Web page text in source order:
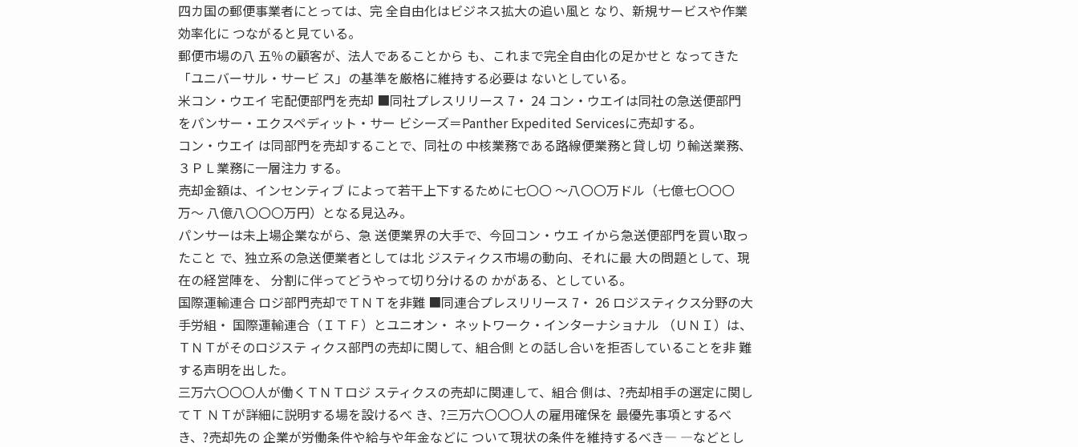
四カ国の郵便事業者にとっては、完 全自由化はビジネス拡大の追い風と なり、新規サービスや作業
効率化に つながると見ている。
郵便市場の八 五％の顧客が、法人であることから も、これまで完全自由化の足かせと なってきた
「ユニバーサル・サービ ス」の基準を厳格に維持する必要は ないとしている。
米コン・ウエイ 宅配便部門を売却 ■同社プレスリリース 7・ 24 コン・ウエイは同社の急送便部門
をパンサー・エクスペディット・サー ビシーズ＝Panther Expedited Servicesに売却する。
コン・ウエイ は同部門を売却することで、同社の 中核業務である路線便業務と貸し切 り輸送業務、
３ＰＬ業務に一層注力 する。
売却金額は、インセンティブ によって若干上下するために七〇〇 〜八〇〇万ドル（七億七〇〇〇
万〜 八億八〇〇〇万円）となる見込み。
パンサーは未上場企業ながら、急 送便業界の大手で、今回コン・ウエ イから急送便部門を買い取っ
たこと で、独立系の急送便業者としては北 ジスティクス市場の動向、それに最 大の問題として、現
在の経営陣を、 分割に伴ってどうやって切り分けるの かがある、としている。
国際運輸連合 ロジ部門売却でＴＮＴを非難 ■同連合プレスリリース 7・ 26 ロジスティクス分野の大
手労組・ 国際運輸連合（ＩＴＦ）とユニオン・ ネットワーク・インターナショナル （ＵＮＩ）は、
ＴＮＴがそのロジステ ィクス部門の売却に関して、組合側 との話し合いを拒否していることを非 難
する声明を出した。
三万六〇〇〇人が働くＴＮＴロジ スティクスの売却に関連して、組合 側は、?売却相手の選定に関し
てＴ ＮＴが詳細に説明する場を設けるべ き、?三万六〇〇〇人の雇用確保を 最優先事項とするべ
き、?売却先の 企業が労働条件や給与や年金などに ついて現状の条件を維持するべき― ―などとし